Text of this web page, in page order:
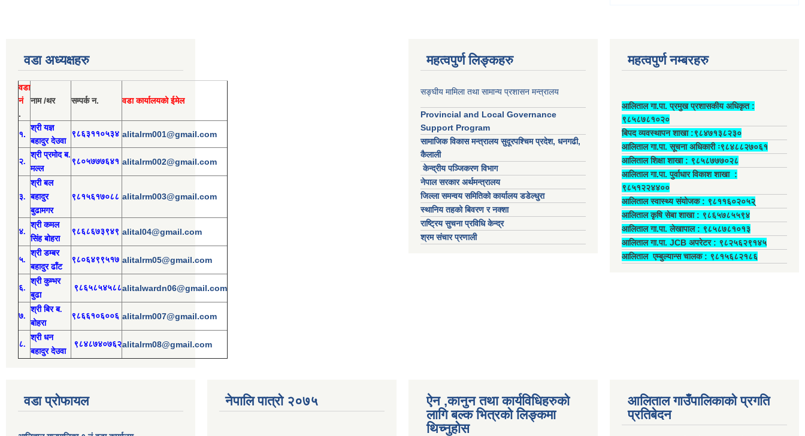
वडा अध्यक्षहरु
वडा
नं
.
नाम /थर सम्पर्क न. वडा कार्यालयको ईमेल
१.
श्री यज्ञ
बहादुर देउवा
९८६३११०५३४ alitalrm001@gmail.com
२.
श्रीप्रमोदब.
मल्ल
९८०५७७७६४१ alitalrm002@gmail.com
३.
श्रीबल
बहादुर
बुढामगर
९८१५६१७०८८ alitalrm003@gmail.com
४.
श्री कमल
सिंह बोहरा
९८६८६७३९४९ alital04@gmail.com
५.
श्री डम्बर
बहादुर ढाँट
९८०६४९९५१७ alitalrm05@gmail.com
६.
श्री कुम्भर
बुढा
९८६५८५४५८८alitalwardn06@gmail.com
७.
श्री बिर ब.
बोहरा
९८६६१०६००६ alitalrm007@gmail.com
८.
श्री धन
बहादुर देउवा
९८४८७४०७६२alitalrm08@gmail.com
महत्वपुर्ण लिङ्कहरु
सङ्घीय मामिला तथा सामान्य प्रशासन मन्त्रालय
Provincial and Local Governance
Support Program
सामाजिक विकास मन्त्रालय सुदूरपश्चिम प्रदेश, धनगढी,
कैलाली
केन्द्रीय पञ्जिकरण विभाग
नेपाल सरकार अर्थमन्त्रालय
जिल्ला समन्वय समितिको कार्यालय डडेल्धुरा
स्थानिय तहको बिवरण र नक्शा
राष्ट्रिय सुचना प्रविधि केन्द्र
श्रम संचार प्रणाली
महत्वपुर्ण नम्बरहरु
आलिताल गा.पा. प्रमुख प्रशासकीय अधिकृत ‍:
९८५८७८१०२०
बिपद व्यवस्थापन शाखा :९८४७१३८२३०
आलिताल गा.पा. सूचना अधिकारी ः९८४८८२७०६१
आलिताल शिक्षा शाखा : ९८५८७७७०२८
आलिताल गा.पा. पुर्वाधार विकाश शाखा ‍:
९८५१२२४४००
आलिताल स्वास्थ्य संयोजक ‍: ९८११६०२०५२्
आलिताल कृषि सेबा शाखा : ९८६५७८५५९४
आलिताल गा.पा. लेखापाल ‍: ९८५८७८१०१३
आलिताल गा.पा. JCB अपरेटर ‍: ९८२५६२९१४५
आलिताल एम्बुल्यान्स चालक ‍: ९८१५६८२१८६
वडा प्रोफायल नेपालि पात्रो २०७५
ऐन ,कानुन तथा कार्यविधिहरुको
लागि बल्क भित्रको लिङ्कमा
थिच्‍नुहोस
आलिताल गाउँपालिकाको प्रगति
प्रतिबेदन